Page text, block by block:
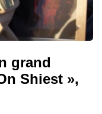
grand
Shiest »,